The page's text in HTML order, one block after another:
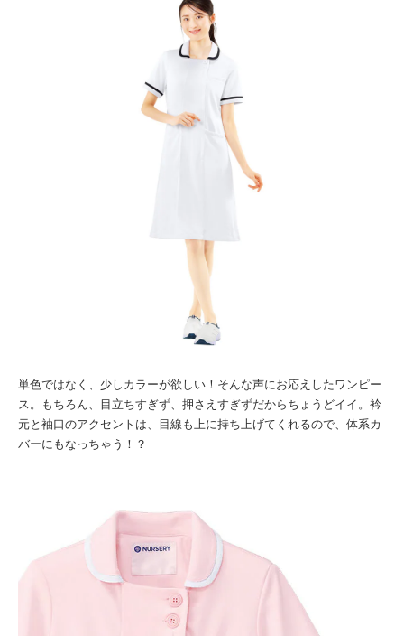
単色ではなく、少しカラーが欲しい！そんな声にお応えしたワンピー
ス。
もちろん、目立ちすぎず、押さえすぎずだからちょうどイイ。 衿
元と袖口のアクセントは、目線も上に持ち上げてくれるので、体系カ
バーにもなっちゃう！？